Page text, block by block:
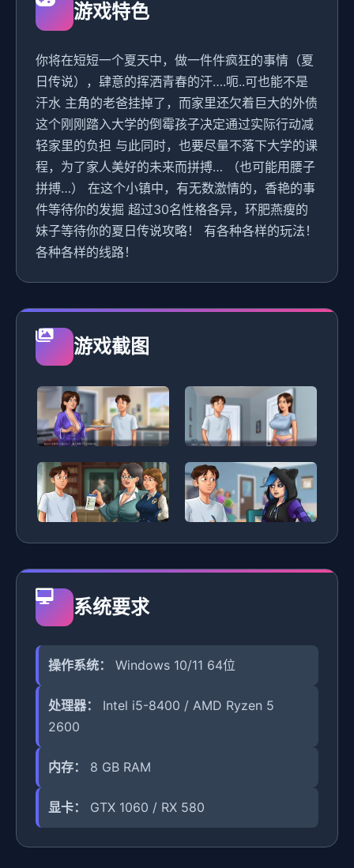
游戏特色
你将在短短一个夏天中，做一件件疯狂的事情（夏
日传说），肆意的挥洒青春的汗….呃..可也能不是
汗水 主角的老爸挂掉了，而家里还欠着巨大的外债
这个刚刚踏入大学的倒霉孩子决定通过实际行动减
轻家里的负担 与此同时，也要尽量不落下大学的课
程，为了家人美好的未来而拼搏… （也可能用腰子
拼搏…） 在这个小镇中，有无数激情的，香艳的事
件等待你的发掘 超过30名性格各异，环肥燕瘦的
妹子等待你的夏日传说攻略！ 有各种各样的玩法！
各种各样的线路！
游戏截图
系统要求
操作系统： Windows 10/11 64位
处理器：
Intel i5-8400 / AMD Ryzen 5
2600
内存： 8 GB RAM
显卡： GTX 1060 / RX 580